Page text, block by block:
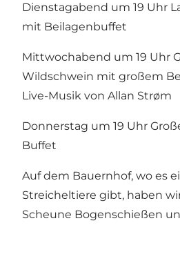
Dienstagabend um 19 Uhr
mit Beilagenbuffet
Mittwochabend um 19 Uhr
Wildschwein mit großem
Live-Musik von Allan Strøm
Donnerstag um 19 Uhr
Buffet
Auf dem Bauernhof, wo es
Streicheltiere gibt, haben
Scheune Bogenschießen